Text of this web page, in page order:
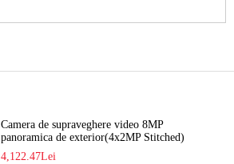
Camera de supraveghere video 8MP
panoramica de exterior(4x2MP Stitched)
Navaio NGC-7482PR
4,122.47Lei